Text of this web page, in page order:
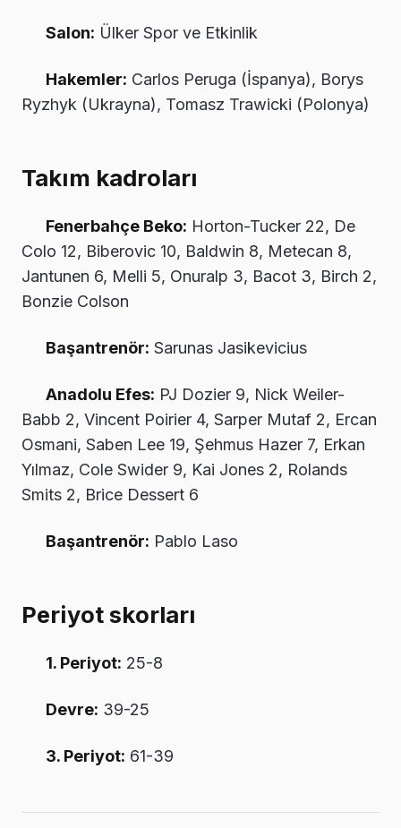
Salon: Ülker Spor ve Etkinlik
Hakemler: Carlos Peruga (İspanya), Borys
Ryzhyk (Ukrayna), Tomasz Trawicki (Polonya)
Takım kadroları
Fenerbahçe Beko: Horton-Tucker 22, De
Colo 12, Biberovic 10, Baldwin 8, Metecan 8,
Jantunen 6, Melli 5, Onuralp 3, Bacot 3, Birch 2,
Bonzie Colson
Başantrenör: Sarunas Jasikevicius
Anadolu Efes: PJ Dozier 9, Nick Weiler-
Babb 2, Vincent Poirier 4, Sarper Mutaf 2, Ercan
Osmani, Saben Lee 19, Şehmus Hazer 7, Erkan
Yılmaz, Cole Swider 9, Kai Jones 2, Rolands
Smits 2, Brice Dessert 6
Başantrenör: Pablo Laso
Periyot skorları
1. Periyot: 25-8
Devre: 39-25
3. Periyot: 61-39